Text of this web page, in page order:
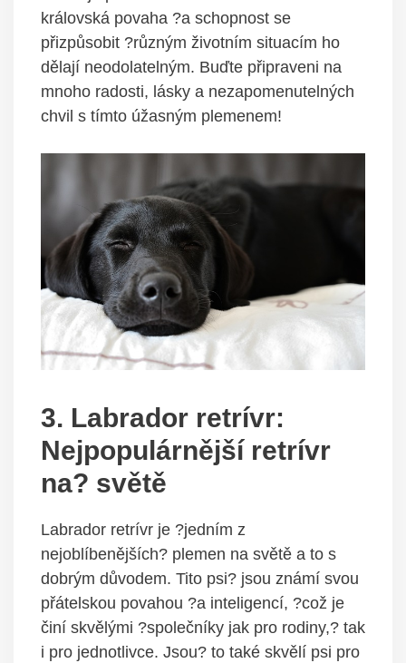
královská povaha ?a schopnost se
přizpůsobit ?různým životním situacím ho
dělají neodolatelným. Buďte připraveni na
mnoho radosti, lásky a nezapomenutelných
chvil s tímto úžasným plemenem!
3. Labrador retrívr:
Nejpopulárnější retrívr
na? světě
Labrador retrívr je ?jedním z
nejoblíbenějších? plemen na světě a to s
dobrým důvodem. Tito psi? jsou známí svou
přátelskou povahou ?a inteligencí, ?což je
činí skvělými ?společníky jak pro rodiny,? tak
i pro jednotlivce. Jsou? to také skvělí psi pro